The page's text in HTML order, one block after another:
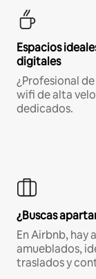
Espacios
digitales
¿Profesional
wifi de alta
dedicados.
¿Buscas
En Airbnb,
amueblados,
traslados y